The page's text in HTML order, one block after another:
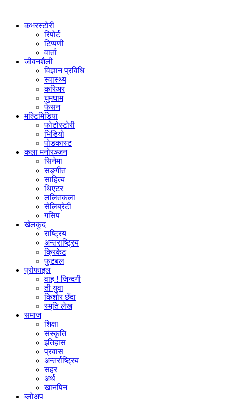
कभरस्टोरी
रिपोर्ट
टिप्पणी
वार्ता
जीवनशैली
विज्ञान प्रविधि
स्वास्थ्य
करिअर
घुमघाम
फेसन
मल्टिमिडिया
फोटोस्टोरी
भिडियो
पोडकास्ट
कला मनोरञ्जन
सिनेमा
सङ्गीत
साहित्य
थिएटर
ललितकला
सेलिब्रेटी
गसिप
खेलकुद
राष्ट्रिय
अन्तराष्ट्रिय
क्रिकेट
फुटबल
प्रोफाइल
वाह ! जिन्दगी
ती युवा
किशोर छँदा
स्मृति लेख
समाज
शिक्षा
संस्कृति
इतिहास
प्रवास
अन्तर्राष्ट्रिय
सहर
अर्थ
खानपिन
ब्लोअप